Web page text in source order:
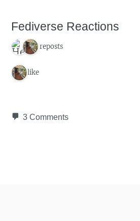
Fediverse Reactions
2 reposts
1 like
3 Comments